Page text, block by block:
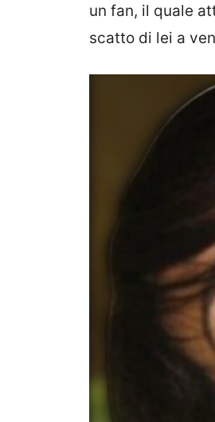
un fan, il quale
scatto di lei a